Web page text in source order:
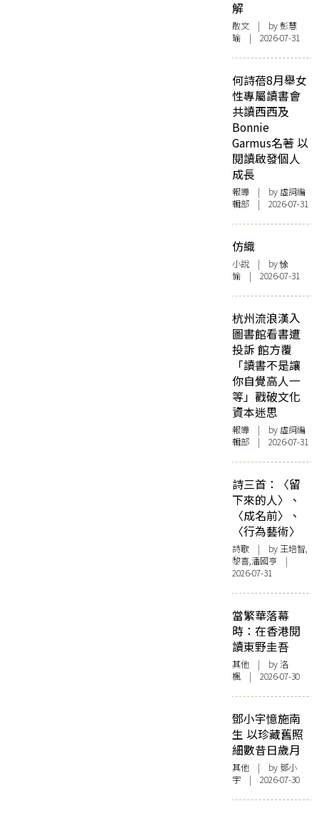
解
散文 | by 彭慧
瑜 | 2026-07-31
何詩蓓8月舉女
性專屬讀書會
共讀西西及
Bonnie
Garmus名著 以
閱讀啟發個人
成長
報導 | by 虛詞編
輯部 | 2026-07-31
仿織
小說 | by 悇
愉 | 2026-07-31
杭州流浪漢入
圖書館看書遭
投訴 館方覆
「讀書不是讓
你自覺高人一
等」戳破文化
資本迷思
報導 | by 虛詞編
輯部 | 2026-07-31
詩三首：〈留
下來的人〉、
〈成名前〉、
〈行為藝術〉
詩歌 | by 王培智,
黎喜,潘國亨 |
2026-07-31
當繁華落幕
時：在香港閱
讀東野圭吾
其他 | by洛
楓 | 2026-07-30
鄧小宇憶施南
生 以珍藏舊照
細數昔日歲月
其他 | by 鄧小
宇 | 2026-07-30